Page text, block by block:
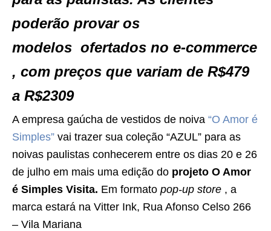
poderão provar os
modelos ofertados no e-commerce
, com preços que variam de R$479
a R$2309
A empresa gaúcha de vestidos de noiva “O Amor é
Simples” vai trazer sua coleção “AZUL” para as
noivas paulistas conhecerem entre os dias 20 e 26
de julho em mais uma edição do projeto O Amor
é Simples Visita. Em formato pop-up store , a
marca estará na Vitter Ink, Rua Afonso Celso 266
– Vila Mariana